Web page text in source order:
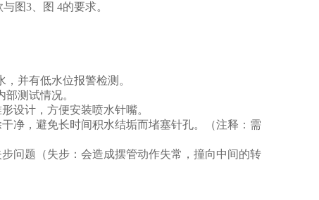
与图3 、图 4的要求。
并有低水位报警检测。
测试情况。
设计，方便安装喷水针嘴。
净，避免长时间积水结垢而堵塞针孔。（注释：需
问题（失步：会造成摆管动作失常，撞向中间的转